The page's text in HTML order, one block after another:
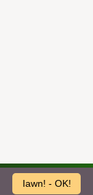
Iawn! - OK!